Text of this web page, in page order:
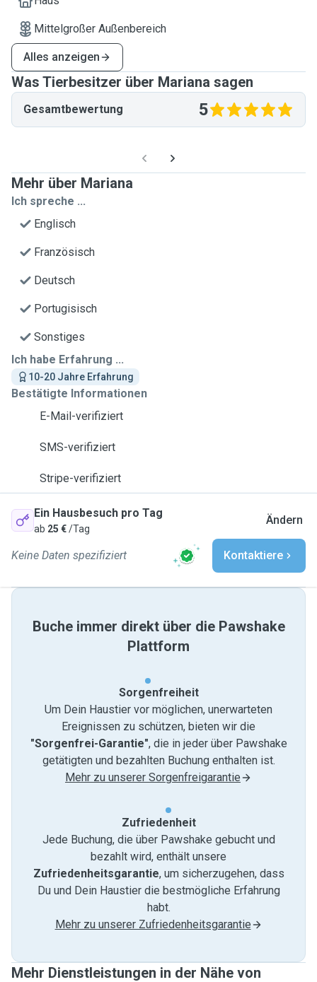
Mittelgroßer Außenbereich
Alles anzeigen
Was Tierbesitzer über Mariana sagen
Gesamtbewertung 5
Mehr über Mariana
Ich spreche ...
Englisch
Französisch
Deutsch
Portugisisch
Sonstiges
Ich habe Erfahrung ...
10-20 Jahre Erfahrung
Bestätigte Informationen
E-Mail-verifiziert
SMS-verifiziert
Stripe-verifiziert
Ein Hausbesuch pro Tag
ab 25 €/Tag
Ändern
Keine Daten spezifiziert Kontaktiere
Buche immer direkt über die Pawshake
Plattform
Sorgenfreiheit
Um Dein Haustier vor möglichen, unerwarteten
Ereignissen zu schützen, bieten wir die
"Sorgenfrei-Garantie", die in jeder über Pawshake
getätigten und bezahlten Buchung enthalten ist.
Mehr zu unserer Sorgenfreigarantie
Zufriedenheit
Jede Buchung, die über Pawshake gebucht und
bezahlt wird, enthält unsere
Zufriedenheitsgarantie, um sicherzugehen, dass
Du und Dein Haustier die bestmögliche Erfahrung
habt.
Mehr zu unserer Zufriedenheitsgarantie
Mehr Dienstleistungen in der Nähe von